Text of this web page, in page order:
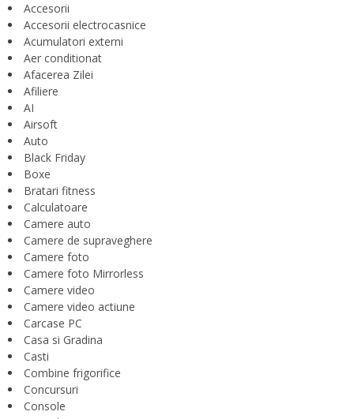
Accesorii
Accesorii electrocasnice
Acumulatori externi
Aer conditionat
Afacerea Zilei
Afiliere
AI
Airsoft
Auto
Black Friday
Boxe
Bratari fitness
Calculatoare
Camere auto
Camere de supraveghere
Camere foto
Camere foto Mirrorless
Camere video
Camere video actiune
Carcase PC
Casa si Gradina
Casti
Combine frigorifice
Concursuri
Console